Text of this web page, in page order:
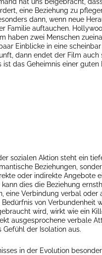
eine Beziehung zu
dann, wenn neue
Familie auftauchen.
haben zwei Menschen
Einblicke in eine
dann endet der Film auch
ist das Geheimnis einer guten
sozialen Aktion steht ein
Beziehungen,
oder indirekte Angebote
dies die Beziehung
eine Verbindung verbal
von Verbundenheit
wird, wirkt wie ein
ausgesprochene verbale
der Isolation aus.
in der Evolution